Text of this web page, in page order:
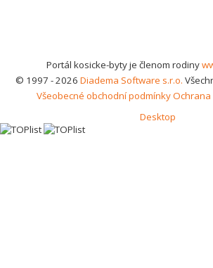
Portál kosicke-byty je členom rodiny
© 1997 - 2026 Diadema Software s.r.o.
Všeobecné obchodní podmínkyOchrana
Desktop